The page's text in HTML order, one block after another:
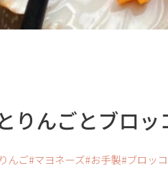
りんごとブロ
りんご マヨネーズ お手製 ブロッ